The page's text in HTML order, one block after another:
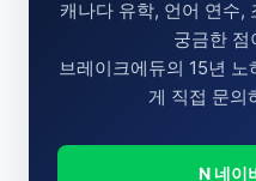
캐나다 유학, 언어 연수,
궁금한 점
브레이크에듀의 15년
게 직접 문의
N 네이